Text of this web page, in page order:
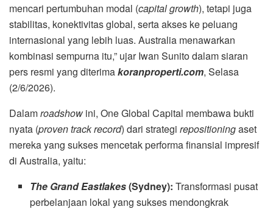
mencari pertumbuhan modal (capital growth), tetapi juga
stabilitas, konektivitas global, serta akses ke peluang
internasional yang lebih luas. Australia menawarkan
kombinasi sempurna itu,” ujar Iwan Sunito dalam siaran
pers resmi yang diterimakoranproperti.com, Selasa
(2/6/2026).
Dalamroadshow ini, One Global Capital membawa bukti
nyata (proven track record) dari strategi repositioningaset
mereka yang sukses mencetak performa finansial impresif
di Australia, yaitu:
The Grand Eastlakes(Sydney): Transformasi pusat
perbelanjaan lokal yang sukses mendongkrak